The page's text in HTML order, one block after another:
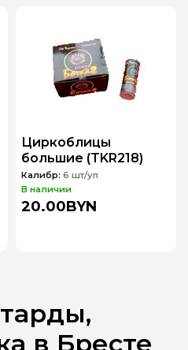
Циркоблицы
большие (TKR218)
Калибр: 6 шт/уп
В наличии
20.00BYN
в Бресте